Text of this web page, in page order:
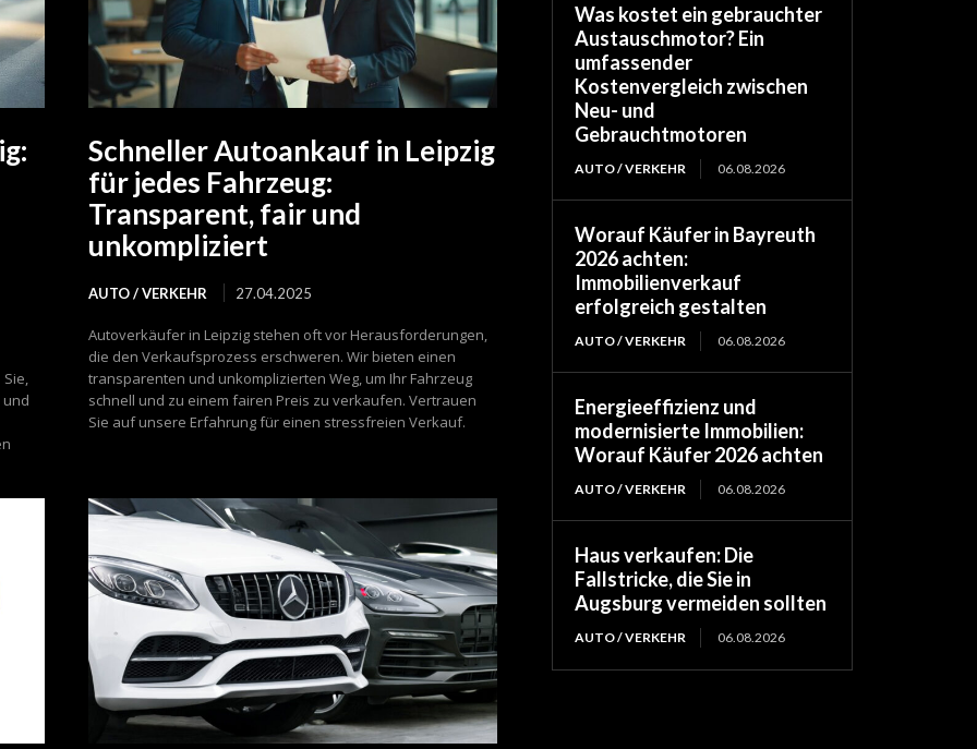
und
Schneller Autoankauf in Leipzig
für jedes Fahrzeug:
Transparent, fair und
unkompliziert
AUTO / VERKEHR 27.04.2025
Autoverkäufer in Leipzig stehen oft vor Herausforderungen,
die den Verkaufsprozess erschweren. Wir bieten einen
transparenten und unkomplizierten Weg, um Ihr Fahrzeug
schnell und zu einem fairen Preis zu verkaufen. Vertrauen
Sie auf unsere Erfahrung für einen stressfreien Verkauf.
Was kostet ein gebrauchter
Austauschmotor? Ein
umfassender
Kostenvergleich zwischen
Neu- und
Gebrauchtmotoren
AUTO / VERKEHR 06.08.2026
Worauf Käufer in Bayreuth
2026 achten:
Immobilienverkauf
erfolgreich gestalten
AUTO / VERKEHR 06.08.2026
Energieeffizienz und
modernisierte Immobilien:
Worauf Käufer 2026 achten
AUTO / VERKEHR 06.08.2026
Haus verkaufen: Die
Fallstricke, die Sie in
Augsburg vermeiden sollten
AUTO / VERKEHR 06.08.2026